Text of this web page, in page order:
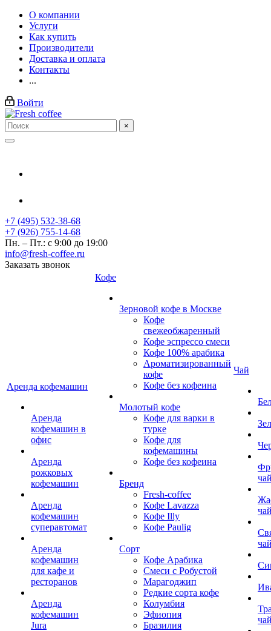
О компании
Услуги
Как купить
Производители
Доставка и оплата
Контакты
...
Войти
×
+7 (495) 532-38-68
+7 (926) 755-14-68
Пн. – Пт.: с 9:00 до 19:00
info@fresh-coffee.ru
Заказать звонок
Аренда кофемашин
Аренда
кофемашин в
офис
Аренда
рожковых
кофемашин
Аренда
кофемашин
суперавтомат
Аренда
кофемашин
для кафе и
ресторанов
Аренда
кофемашин
Jura
Кофе
Зерновой кофе в Москве
Кофе
свежеобжаренный
Кофе эспрессо смеси
Кофе 100% арабика
Ароматизированный
кофе
Кофе без кофеина
Молотый кофе
Кофе для варки в
турке
Кофе для
кофемашины
Кофе без кофеина
Бренд
Fresh-coffee
Кофе Lavazza
Кофе Illy
Кофе Paulig
Сорт
Кофе Арабика
Смеси с Робустой
Марагоджип
Редкие сорта кофе
Колумбия
Эфиопия
Бразилия
Чай